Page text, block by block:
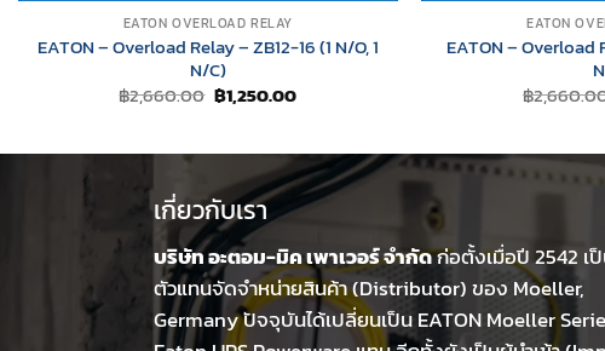
EATON OVERLOAD RELAY
EATON – Overload Relay – ZB12-16 (1 N/O, 1
N/C)
฿2,660.00 Original
price
฿2,660.00.
฿1,250.00Current
฿1,250.00.
EATON
EATON – Overload
฿
เกี่ยวกับเรา
บริษัท อะตอม-มิค เพาเวอร์ จำกัดก่อตั้งเมื่อปี 2542 เ
ตัวแทนจัดจำหน่ายสินค้า (Distributor) ของ Moeller,
Germany ปัจจุบันได้เปลี่ยนเป็น EATON Moeller